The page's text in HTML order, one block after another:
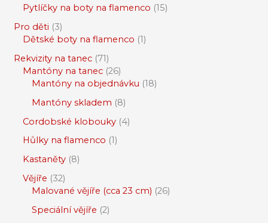
Pytlíčky na boty na flamenco 15
Pro děti 3
Dětské boty na flamenco 1
Rekvizity na tanec 71
Mantóny na tanec 26
Mantóny na objednávku 18
Mantóny skladem 8
Cordobské klobouky 4
Hůlky na flamenco 1
Kastaněty 8
Vějíře 32
Malované vějíře (cca 23 cm) 26
Speciální vějíře 2